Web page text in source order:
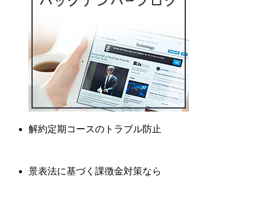
解約定期コースのトラブル防止
景表法に基づく課徴金対策なら